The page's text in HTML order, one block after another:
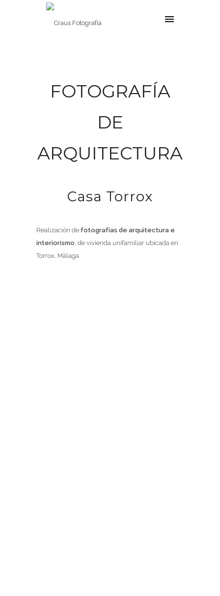
FOTOGRAFÍA
DE
ARQUITECTURA
Casa Torrox
Realización de fotografías de arquitectura e
interiorismo, de vivienda unifamiliar ubicada en
Torrox, Málaga.